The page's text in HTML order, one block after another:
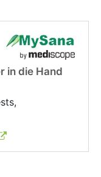
in die Hand